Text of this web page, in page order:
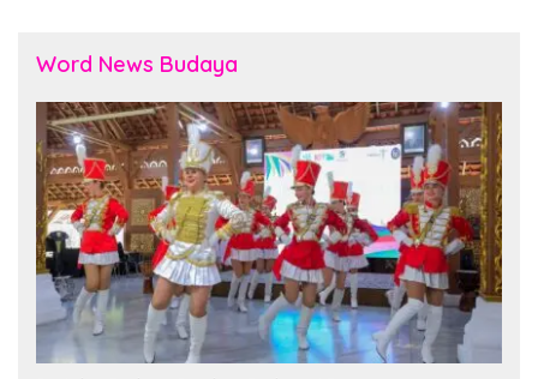
Word News Budaya